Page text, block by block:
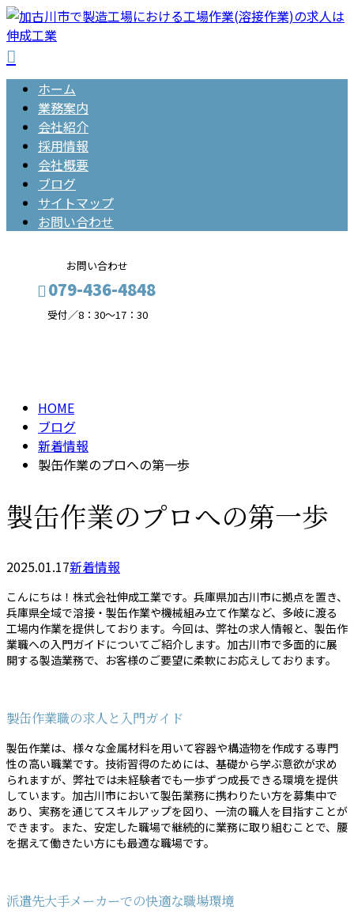
ホーム
業務案内
会社紹介
採用情報
会社概要
ブログ
サイトマップ
お問い合わせ
お問い合わせ
079-436-4848
受付／8：30～17：30
HOME
ブログ
新着情報
製缶作業のプロへの第一歩
製缶作業のプロへの第一歩
2025.01.17新着情報
こんにちは！株式会社伸成工業です。兵庫県加古川市に拠点を置き、
兵庫県全域で溶接・製缶作業や機械組み立て作業など、多岐に渡る
工場内作業を提供しております。今回は、弊社の求人情報と、製缶作
業職への入門ガイドについてご紹介します。加古川市で多面的に展
開する製造業務で、お客様のご要望に柔軟にお応えしております。
製缶作業職の求人と入門ガイド
製缶作業は、様々な金属材料を用いて容器や構造物を作成する専門
性の高い職業です。技術習得のためには、基礎から学ぶ意欲が求め
られますが、弊社では未経験者でも一歩ずつ成長できる環境を提供
しています。加古川市において製缶業務に携わりたい方を募集中で
あり、実務を通じてスキルアップを図り、一流の職人を目指すことが
できます。また、安定した職場で継続的に業務に取り組むことで、腰
を据えて働きたい方にも最適な職場です。
派遣先大手メーカーでの快適な職場環境